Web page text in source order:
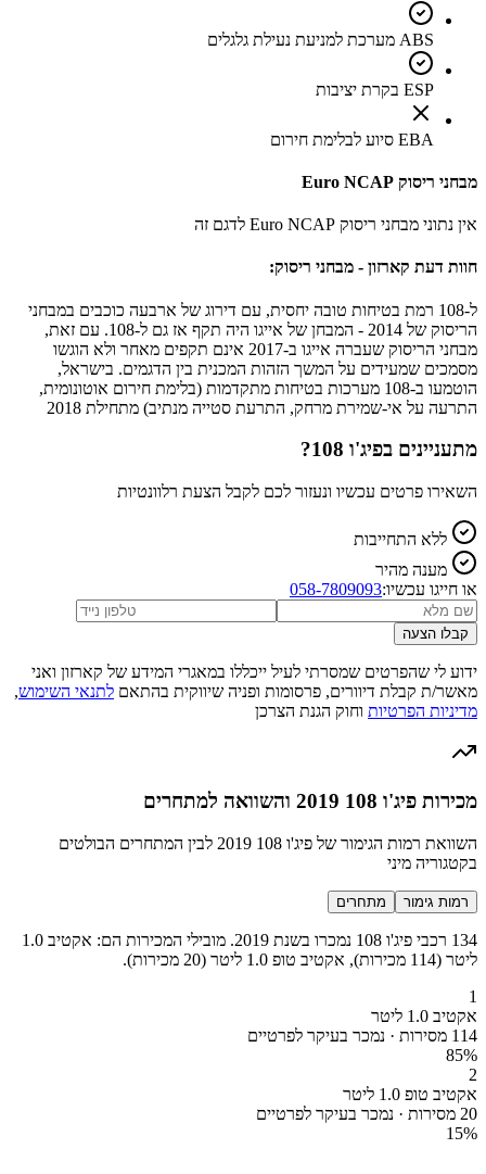
ABS מערכת למניעת נעילת גלגלים
ESP בקרת יציבות
EBA סיוע לבלימת חירום
מבחני ריסוק Euro NCAP
אין נתוני מבחני ריסוק Euro NCAP לדגם זה
חוות דעת קארזון - מבחני ריסוק:
ל-108 רמת בטיחות טובה יחסית, עם דירוג של ארבעה כוכבים במבחני
הריסוק של 2014 - המבחן של אייגו היה תקף אז גם ל-108. עם זאת,
מבחני הריסוק שעברה אייגו ב-2017 אינם תקפים מאחר ולא הוגשו
מסמכים שמעידים על המשך הזהות המכנית בין הדגמים. בישראל,
הוטמעו ב-108 מערכות בטיחות מתקדמות (בלימת חירום אוטונומית,
התרעה על אי-שמירת מרחק, התרעת סטייה מנתיב) מתחילת 2018
מתעניינים בפיג'ו 108 ?
השאירו פרטים עכשיו ונעזור לכם לקבל הצעת רלוונטיות
ללא התחייבות
מענה מהיר
או חייגו עכשיו:058-7809093
קבלו הצעה
ידוע לי שהפרטים שמסרתי לעיל ייכללו במאגרי המידע של קארזון ואני
מאשר/ת קבלת דיוורים, פרסומות ופניה שיווקית בהתאם לתנאי השימוש,
מדיניות הפרטיות וחוק הגנת הצרכן
מכירות פיג'ו 108 2019 והשוואה למתחרים
השוואת רמות הגימור של פיג'ו 108 2019 לבין המתחרים הבולטים
בקטגוריה מיני
רמות גימור מתחרים
134 רכבי פיג'ו 108 נמכרו בשנת 2019. מובילי המכירות הם: אקטיב 1.0
ליטר (114 מכירות), אקטיב טופ 1.0 ליטר (20 מכירות).
1
אקטיב 1.0 ליטר
114 מסירות · נמכר בעיקר לפרטיים
85%
2
אקטיב טופ 1.0 ליטר
20 מסירות · נמכר בעיקר לפרטיים
15%